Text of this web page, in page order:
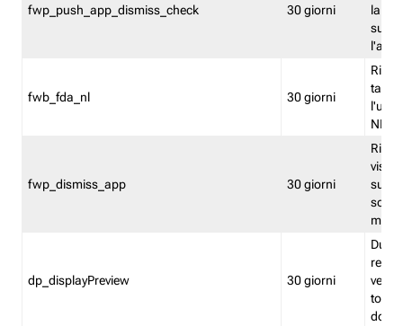
fwp_push_app_dismiss_check 30 giorni
la
fwb_fda_nl 30 giorni
NL
fwp_dismiss_app 30 giorni
visto
dp_displayPreview 30 giorni
torna
dopo